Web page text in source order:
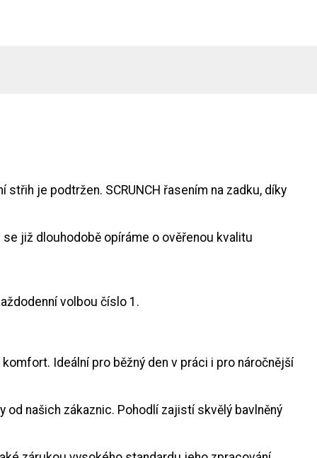
je podtržen. SCRUNCH řasením na zadku, díky
již dlouhodobě opíráme o ověřenou kvalitu
volbou číslo 1.
Ideální pro běžný den v práci i pro náročnější
od našich zákaznic. Pohodlí zajistí skvělý bavlněný